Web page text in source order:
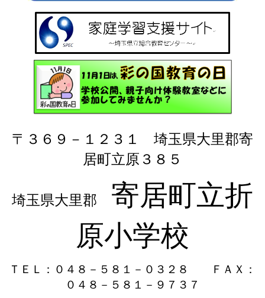
〒３６９－１２３１ 埼玉県大里郡寄
居町立原３８５
埼玉県大里郡
寄居町立折
原小学校
ＴＥＬ：０４８－５８１－０３２８
ＦＡＸ：
０４８－５８１－９７３７